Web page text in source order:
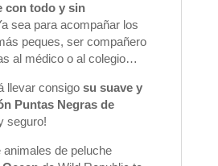
con todo y sin
sea para acompañar los
peques, ser compañero
al médico o al colegio…
llevar consigo su suave y
Puntas Negrasde
seguro!
animales de peluche